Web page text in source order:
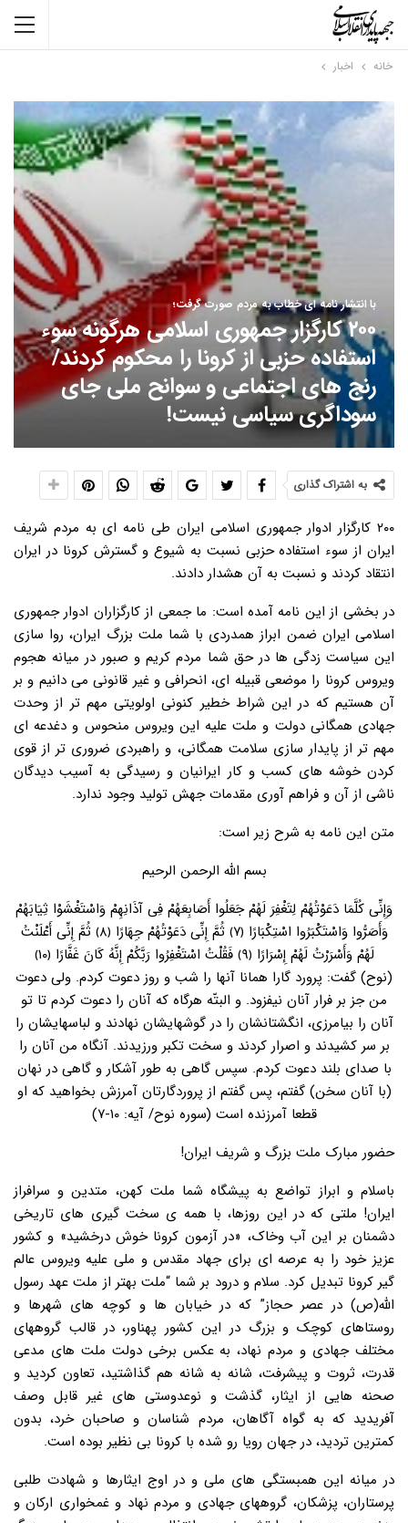
خانه اخبار
با انتشار نامه ای خطاب به مردم صورت گرفت؛
۲۰۰ کارگزار جمهوری اسلامی هرگونه سوء
استفاده حزبی از کرونا را محکوم کردند/
رنج های اجتماعی و سوانح ملی جای
سوداگری سیاسی نیست!
به اشتراک گذاری
۲۰۰ کارگزار ادوار جمهوری اسلامی ایران طی نامه ای به مردم شریف
ایران از سوء استفاده حزبی نسبت به شیوع و گسترش کرونا در ایران
انتقاد کردند و نسبت به آن هشدار دادند.
در بخشی از این نامه آمده است: ما جمعی از کارگزاران ادوار جمهوری
اسلامی ایران ضمن ابراز همدردی با شما ملت بزرگ ایران، روا سازی
این سیاست زدگی ها در حق شما مردم کریم و صبور در میانه هجوم
ویروس کرونا را موضعی قبیله ای، انحرافی و غیر قانونی می دانیم و بر
آن هستیم که در این شراط خطیر کنونی اولویتی مهم تر از وحدت
جهادی همگانی دولت و ملت علیه این ویروس منحوس و دغدعه ای
مهم تر از پایدار سازی سلامت همگانی، و راهبردی ضروری تر از قوی
کردن خوشه های کسب و کار ایرانیان و رسیدگی به آسیب دیدگان
ناشی از آن و فراهم آوری مقدمات جهش تولید وجود ندارد.
متن این نامه به شرح زیر است:
بسم الله الرحمن الرحیم
وَإِنِّی کُلَّمَا دَعَوْتُهُمْ لِتَغْفِرَ لَهُمْ جَعَلُوا أَصَابِعَهُمْ فِی آذَانِهِمْ وَاسْتَغْشَوْا ثِیَابَهُمْ
وَأَصَرُّوا وَاسْتَکْبَرُوا اسْتِکْبَارًا ﴿۷﴾ ثُمَّ إِنِّی دَعَوْتُهُمْ جِهَارًا ﴿۸﴾ ثُمَّ إِنِّی أَعْلَنْتُ
لَهُمْ وَأَسْرَرْتُ لَهُمْ إِسْرَارًا ﴿۹﴾ فَقُلْتُ اسْتَغْفِرُوا رَبَّکُمْ إِنَّهُ کَانَ غَفَّارًا ﴿۱۰﴾
(نوح) گفت: پرورد گارا همانا آنها را شب و روز دعوت کردم. ولی دعوت
من جز بر فرار آنان نیفزود. و البتّه هرگاه که آنان را دعوت کردم تا تو
آنان را بیامرزی، انگشتانشان را در گوشهایشان نهادند و لباسهایشان را
بر سر کشیدند و اصرار کردند و سخت تکبر ورزیدند. آنگاه من آنان را
با صدای بلند دعوت کردم. سپس گاهی به طور آشکار و گاهی در نهان
(با آنان سخن) گفتم، پس گفتم از پروردگارتان آمرزش بخواهید که او
قطعا آمرزنده است (سوره نوح/ آیه: ۱۰-۷)
حضور مبارک ملت بزرگ و شریف ایران!
باسلام و ابراز تواضع به پیشگاه شما ملت کهن، متدین و سرافراز
ایران! ملتی که در این روزها، با همه ی سخت گیری های تاریخی
دشمنان بر این آب وخاک، «در آزمون کرونا خوش درخشید» و کشور
عزیز خود را به عرصه ای برای جهاد مقدس و ملی علیه ویروس عالم
گیر کرونا تبدیل کرد. سلام و درود بر شما “ملت بهتر از ملت عهد رسول
الله(ص) در عصر حجاز” که در خیابان ها و کوچه های شهرها و
روستاهای کوچک و بزرگ در این کشور پهناور، در قالب گروههای
مختلف جهادی و مردم نهاد، به عکس برخی دولت ملت های مدعی
قدرت، ثروت و پیشرفت، شانه به شانه هم گذاشتید، تعاون کردید و
صحنه هایی از ایثار، گذشت و نوعدوستی های غیر قابل وصف
آفریدید که به گواه آگاهان، مردم شناسان و صاحبان خرد، بدون
کمترین تردید، در جهان رویا رو شده با کرونا بی نظیر بوده است.
در میانه این همبستگی های ملی و در اوج ایثارها و شهادت طلبی
پرستاران، پزشکان، گروههای جهادی و مردم نهاد و غمخواری ارکان و